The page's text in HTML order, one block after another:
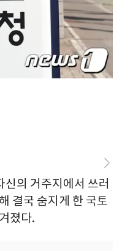
의 거주지에서 쓰러
결국 숨지게 한 국토
졌다.